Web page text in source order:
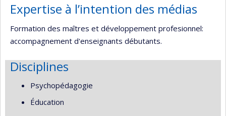
Expertise à l’intention des médias
Formation des maîtres et développement profesionnel:
accompagnement d'enseignants débutants.
Disciplines
Psychopédagogie
Éducation